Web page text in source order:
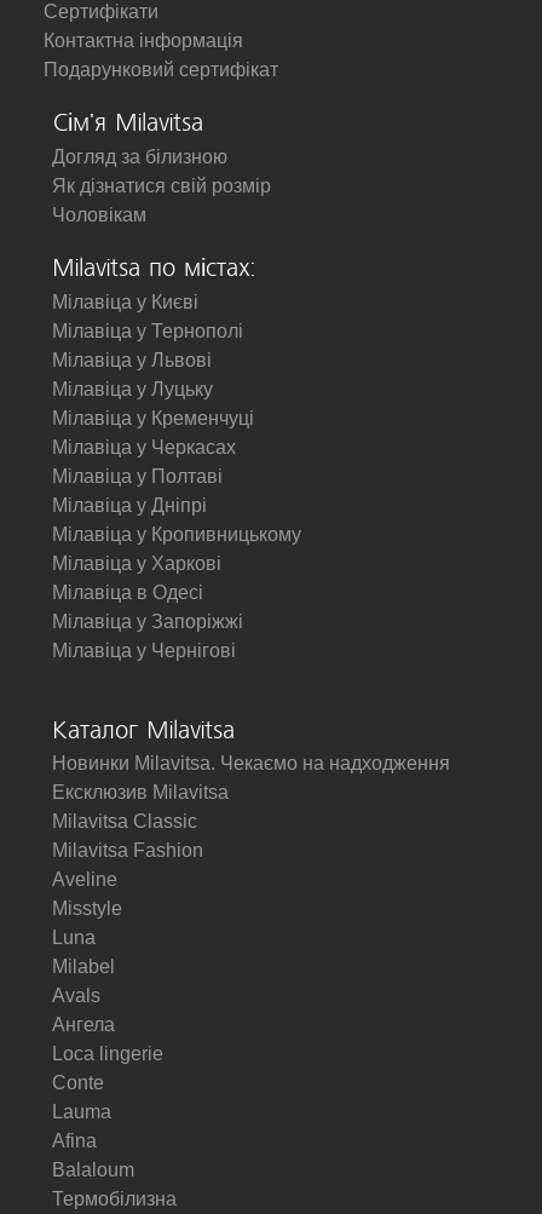
Сертифікати
Контактна інформація
Подарунковий сертифікат
Сім'я Milavitsa
Догляд за білизною
Як дізнатися свій розмір
Чоловікам
Milavitsa по містах:
Мілавіца у Києві
Мілавіца у Тернополі
Мілавіца у Львові
Мілавіца у Луцьку
Мілавіца у Кременчуці
Мілавіца у Черкасах
Мілавіца у Полтаві
Мілавіца у Дніпрі
Мілавіца у Кропивницькому
Мілавіца у Харкові
Мілавіца в Одесі
Мілавіца у Запоріжжі
Мілавіца у Чернігові
Каталог Milavitsa
Новинки Milavitsa. Чекаємо на надходження
Ексклюзив Milavitsa
Milavitsa Classic
Milavitsa Fashion
Aveline
Misstyle
Luna
Milabel
Avals
Ангела
Loca lingerie
Conte
Lauma
Afina
Balaloum
Термобілизна